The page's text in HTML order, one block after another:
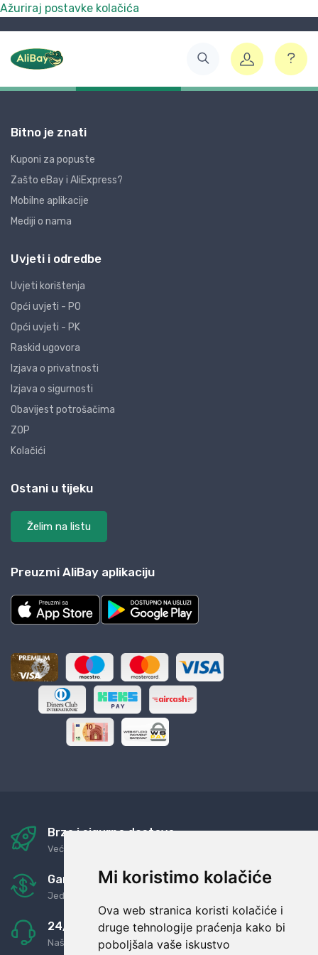
Mi koristimo kolačiće
Ova web stranica koristi kolačiće i
druge tehnologije praćenja kako bi
poboljšala vaše iskustvo
Ažuriraj postavke kolačića
Bitno je znati
Kuponi za popuste
Zašto eBay i AliExpress?
Mobilne aplikacije
Mediji o nama
Uvjeti i odredbe
Uvjeti korištenja
Opći uvjeti - PO
Opći uvjeti - PK
Raskid ugovora
Izjava o privatnosti
Izjava o sigurnosti
Obavijest potrošačima
ZOP
Kolačići
Ostani u tijeku
Želim na listu
Preuzmi AliBay aplikaciju
Brza i sigurna dostava
Već za nekoliko dana kod vas
Garancija u povrat novaca
Jednostavno pravilo: Roba za novac
24/7 odlična podrška
Naši agenti uvijek na raspolaganju